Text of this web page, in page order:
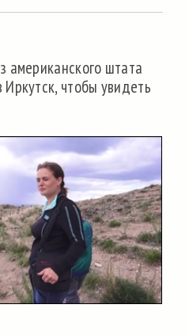
американского штата
чтобы увидеть